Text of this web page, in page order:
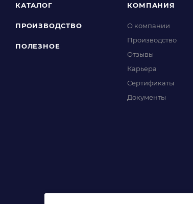
КАТАЛОГ
ПРОИЗВОДСТВО
ПОЛЕЗНОЕ
КОМПАНИЯ
О компании
Производство
Отзывы
Карьера
Сертификаты
Документы